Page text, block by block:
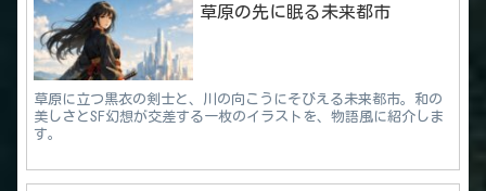
草原の先に眠る未来都市
草原に立つ黒衣の剣士と、川の向こうにそびえる未来都市。和の
美しさとSF幻想が交差する一枚のイラストを、物語風に紹介しま
す。